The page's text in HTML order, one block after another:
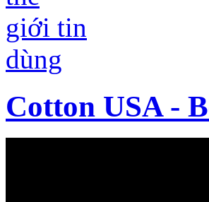
Cotton USA -